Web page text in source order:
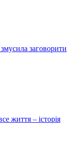
заговорити
життя – історія